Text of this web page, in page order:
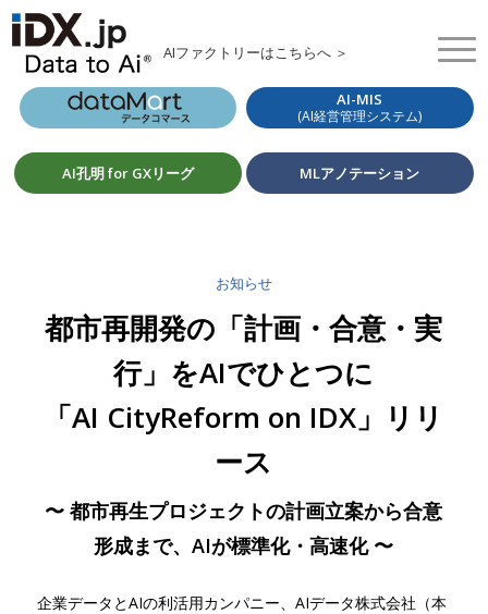
AIファクトリーはこちらへ ＞
AI-MIS
(AI経営管理システム)
AI孔明 for GXリーグ MLアノテーション
お知らせ
都市再開発の「計画・合意・実
行」をAIでひとつに
「AI CityReform on IDX」リリ
ース
〜 都市再生プロジェクトの計画立案から合意
形成まで、AIが標準化・高速化 〜
企業データとAIの利活用カンパニー、AIデータ株式会社（本